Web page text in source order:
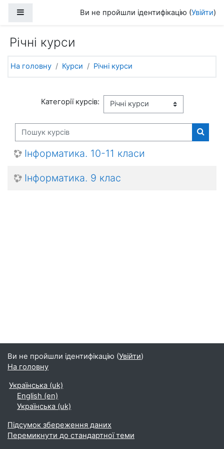
Ви не пройшли ідентифікацію (Увійти)
Річні курси
На головну Курси Річні курси
Категорії курсів:
Пошук курсів
Пошук
Інформатика. 10-11 класи
Інформатика. 9 клас
Ви не пройшли ідентифікацію (Увійти)
На головну
Українська ‎(uk)‎
English ‎(en)‎
Українська ‎(uk)‎
Підсумок збереження даних
Перемикнути до стандартної теми